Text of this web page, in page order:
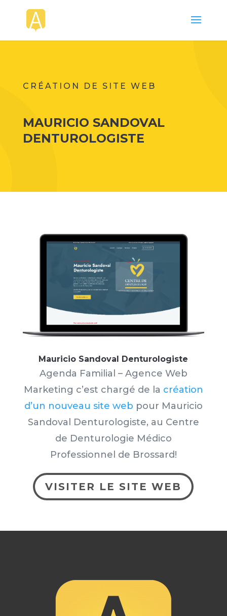
CRÉATION DE SITE WEB
MAURICIO SANDOVAL
DENTUROLOGISTE
Mauricio Sandoval Denturologiste
Agenda Familial – Agence Web
Marketing c’est chargé de la création
d’un nouveau site web pour Mauricio
Sandoval Denturologiste, au Centre
de Denturologie Médico
Professionnel de Brossard!
VISITER LE SITE WEB